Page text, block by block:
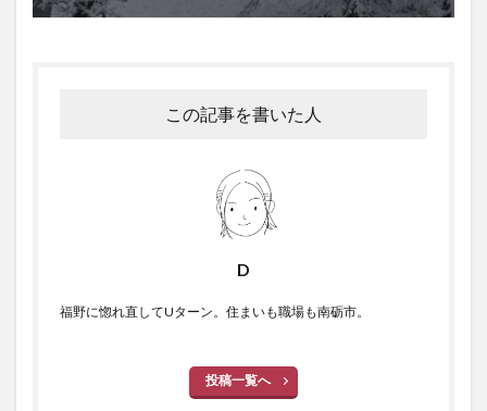
この記事を書いた人
D
福野に惚れ直してUターン。住まいも職場も南砺市。
投稿一覧へ